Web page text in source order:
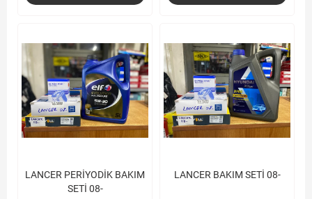
LANCER PERİYODİK BAKIM
SETİ 08-
LANCER BAKIM SETİ 08-